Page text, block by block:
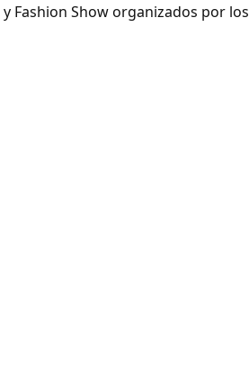
Fashion Show organizados por los